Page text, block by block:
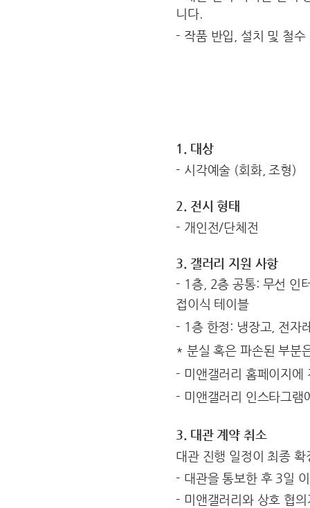
니다.
- 작품 반입, 설치 및 철
1. 대상
- 시각예술 (회화, 조형)
2. 전시 형태
- 개인전/단체전
3. 갤러리 지원 사항
- 1층, 2층 공통: 무선 인
접이식 테이블
- 1층 한정: 냉장고, 전자
* 분실 혹은 파손된 부분
- 미앤갤러리 홈페이지에
- 미앤갤러리 인스타그램
3. 대관 계약 취소
대관 진행 일정이 최종
- 대관을 통보한 후 3일
- 미앤갤러리와 상호 협